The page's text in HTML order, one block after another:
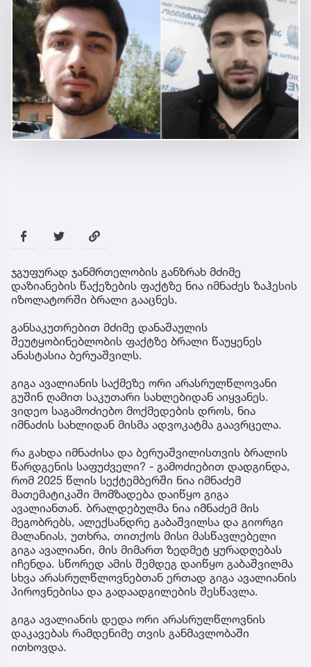
ჯგუფურად ჯანმრთელობის განზრახ მძიმე
დაზიანების წაქეზების ფაქტზე ნია იმნაძეს ზაჰესის
იზოლატორში ბრალი გააცნეს.
განსაკუთრებით მძიმე დანაშაულის
შეუტყობინებლობის ფაქტზე ბრალი წაუყენეს
ანასტასია ბერუაშვილს.
გიგა ავალიანის საქმეზე ორი არასრულწლოვანი
გუშინ ღამით საკუთარი სახლებიდან აიყვანეს.
ვიდეო საგამოძიებო მოქმედების დროს, ნია
იმნაძის სახლიდან მისმა ადვოკატმა გაავრცელა.
რა გახდა იმნაძისა და ბერუაშვილისთვის ბრალის
წარდგენის საფუძველი? - გამოძიებით დადგინდა,
რომ 2025 წლის სექტემბერში ნია იმნაძემ
მათემატიკაში მომზადება დაიწყო გიგა
ავალიანთან. ბრალდებულმა ნია იმნაძემ მის
მეგობრებს, ალექსანდრე გაბაშვილსა და გიორგი
მალანიას, უთხრა, თითქოს მისი მასწავლებელი
გიგა ავალიანი, მის მიმართ ზედმეტ ყურადღებას
იჩენდა. სწორედ ამის შემდეგ დაიწყო გაბაშვილმა
სხვა არასრულწლოვნებთან ერთად გიგა ავალიანის
პიროვნებისა და გადაადგილების შესწავლა.
გიგა ავალიანის დედა ორი არასრულწლოვნის
დაკავებას რამდენიმე თვის განმავლობაში
ითხოვდა.